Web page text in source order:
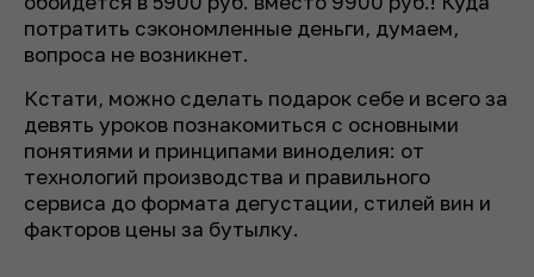
потратить сэкономленные деньги, думаем,
вопроса не возникнет.
Кстати, можно сделать подарок себе и всего за
девять уроков познакомиться с основными
понятиями и принципами виноделия: от
технологий производства и правильного
сервиса до формата дегустации, стилей вин и
факторов цены за бутылку.